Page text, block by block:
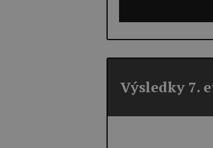
Výsledky 7.